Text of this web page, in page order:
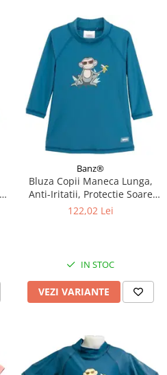
Banz®
Bluza Copii Maneca Lunga,
Anti-Iritatii, Protectie Soare
UPF50+, Petrol Jungle, Diverse
122,02 Lei
IN STOC
VEZI VARIANTE